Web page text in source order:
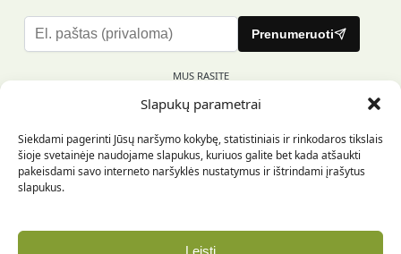
Slapukų parametrai
Siekdami pagerinti Jūsų naršymo kokybę, statistiniais ir rinkodaros tikslais
šioje svetainėje naudojame slapukus, kuriuos galite bet kada atšaukti
pakeisdami savo interneto naršyklės nustatymus ir ištrindami įrašytus
slapukus.
Leisti
l
a
l
e
a
Prenumeruoti
MUS RASITE
INFORMACIJA PIRKĖJUI